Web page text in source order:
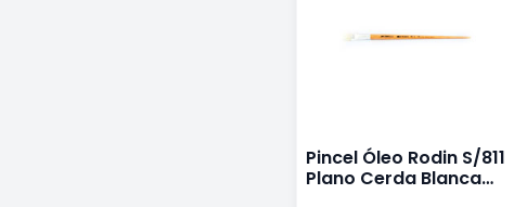
Pincel Óleo Rodin S/811
Plano Cerda Blanca